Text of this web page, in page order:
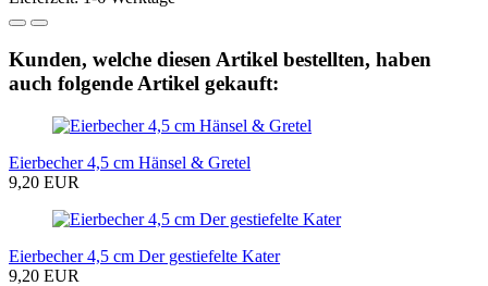
Kunden, welche diesen Artikel bestellten, haben
auch folgende Artikel gekauft:
Eierbecher 4,5 cm Hänsel & Gretel
9,20 EUR
Eierbecher 4,5 cm Der gestiefelte Kater
9,20 EUR